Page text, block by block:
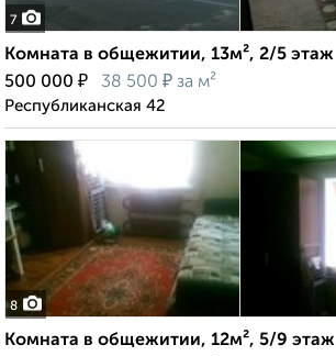
7
Комната в общежитии, 13м², 2/5 этаж
500 000 ₽ 38 500 ₽ за м²
Республиканская 42
8
Комната в общежитии, 12м², 5/9 этаж